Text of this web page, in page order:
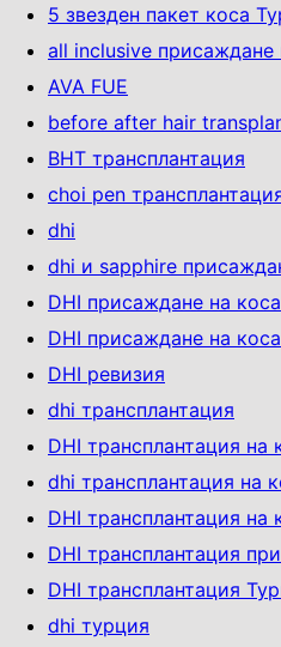
5 звезден пакет коса
all inclusive присаждане
AVA FUE
before after hair
BHT трансплантация
choi pen
dhi
dhi и sapphire
DHI присаждане на коса
DHI присаждане на
DHI ревизия
dhi трансплантация
DHI трансплантация на
dhi трансплантация на
DHI трансплантация на
DHI трансплантация
DHI трансплантация
dhi турция